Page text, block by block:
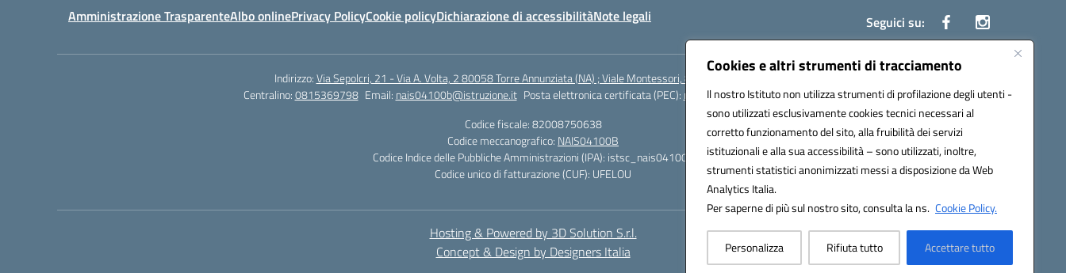
Cookies e altri strumenti di tracciamento
Il nostro Istituto non utilizza strumenti di profilazione degli utenti -
sono utilizzati esclusivamente cookies tecnici necessari al
corretto funzionamento del sito, alla fruibilità dei servizi
istituzionali e alla sua accessibilità – sono utilizzati, inoltre,
strumenti statistici anonimizzati messi a disposizione da Web
Analytics Italia.
Per saperne di più sul nostro sito, consulta la ns. Cookie Policy.
Personalizza Rifiuta tutto Accettare tutto
Amministrazione TrasparenteAlbo onlinePrivacy PolicyCookie policyDichiarazione di accessibilitàNote legali Seguici su:
Indirizzo:Via Sepolcri, 21 - Via A. Volta, 2 80058 Torre Annunziata (NA) ; Viale Montessori, 80041 Boscoreale (NA)
Centralino:0815369798 Email: nais04100b@istruzione.it Posta elettronica certificata (PEC): nais04100b@pec.istruzione.it
Codice fiscale: 82008750638
Codice meccanografico: NAIS04100B
Codice Indice delle Pubbliche Amministrazioni (IPA): istsc_nais04100b
Codice unico di fatturazione (CUF): UFELOU
Hosting & Powered by 3D Solution S.r.l.
Concept & Design by Designers Italia